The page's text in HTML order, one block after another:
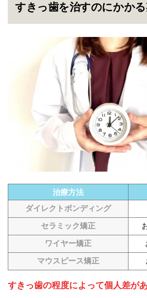
すきっ歯を治すのにかかる
治療方法
ダイレクトボンディング
セラミック矯正
ワイヤー矯正
マウスピース矯正
すきっ歯の程度によって個人差があ